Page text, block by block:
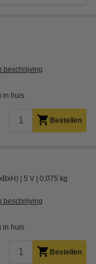
beschrijving
in huis
Bestellen
5 V 0,075 kg
beschrijving
in huis
Bestellen